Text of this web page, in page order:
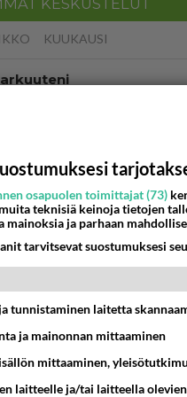
KESKUSTELUT
KUUKAUSI
Ikävä
osapuolen toimittajat (73)
teknisiä keinoja tietojen
ja parhaan
tarvitsevat suostumuksesi
tunnistaminen laitetta
ja mainonnan mittaaminen
mittaaminen,
laitteelle ja/tai laitteella